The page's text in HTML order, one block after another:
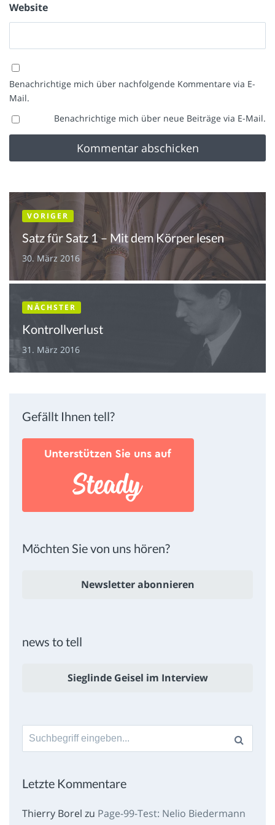
Website
Benachrichtige mich über nachfolgende Kommentare via E-
Mail.
Benachrichtige mich über neue Beiträge via E-Mail.
VORIGER
Satz für Satz 1 – Mit dem Körper lesen
30. März 2016
NÄCHSTER
Kontrollverlust
31. März 2016
Gefällt Ihnen tell?
Möchten Sie von uns hören?
Newsletter abonnieren
news to tell
Sieglinde Geisel im Interview
Suche
nach:
Letzte Kommentare
Thierry Borel zu Page-99-Test: Nelio Biedermann